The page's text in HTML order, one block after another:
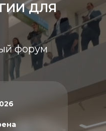
ДЛЯ
форум